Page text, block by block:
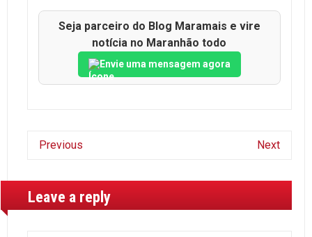
Seja parceiro do Blog Maramais e vire
notícia no Maranhão todo
Envie uma mensagem agora
Previous Next
Leave a reply